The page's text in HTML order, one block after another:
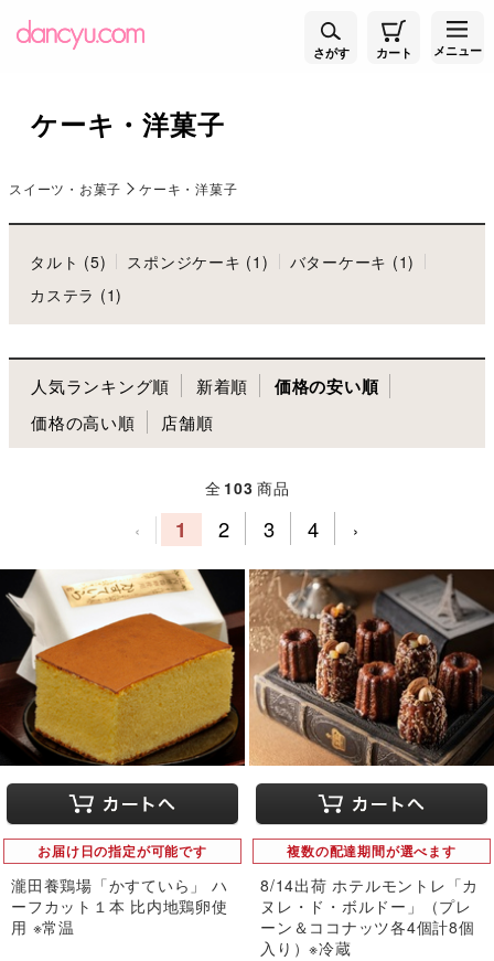
さがす カート メニュー
ケーキ・洋菓子
スイーツ・お菓子 ケーキ・洋菓子
タルト (5) スポンジケーキ (1)
バターケーキ (1)
カステラ (1)
人気ランキング順 新着順 価格の安い順
価格の高い順 店舗順
全 103 商品
‹ 1 2 3 4 ›
お届け日の指定が可能です
瀧田養鶏場「かすていら」 ハ
ーフカット１本 比内地鶏卵使
用 ※常温
複数の配達期間が選べます
8/14出荷 ホテルモントレ「カ
ヌレ・ド・ボルドー」（プレ
ーン＆ココナッツ各4個計8個
入り）※冷蔵